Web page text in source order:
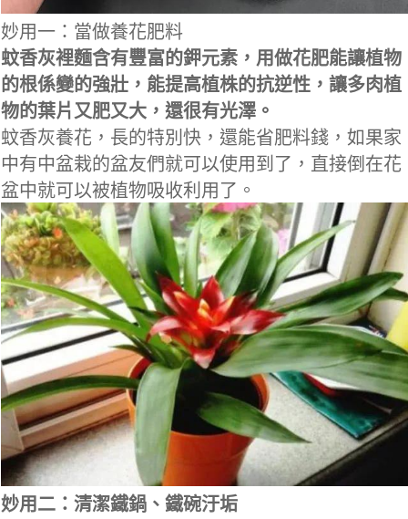
妙用一：當做養花肥料
蚊香灰裡麵含有豐富的鉀元素，用做花肥能讓植物
的根係變的強壯，能提高植株的抗逆性，讓多肉植
物的葉片又肥又大，還很有光澤。
蚊香灰養花，長的特別快，還能省肥料錢，如果家
中有中盆栽的盆友們就可以使用到了，直接倒在花
盆中就可以被植物吸收利用了。
妙用二：清潔鐵鍋、鐵碗汙垢